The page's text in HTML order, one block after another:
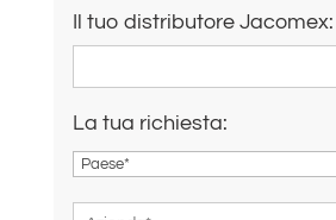
Il tuo distributore Jacomex:
La tua richiesta: